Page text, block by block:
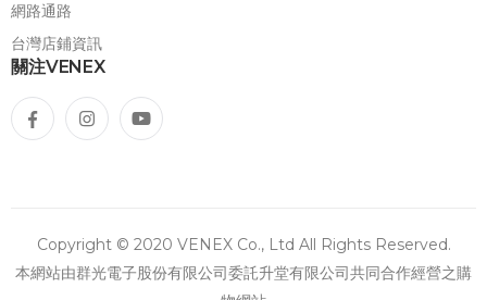
網路通路
台灣店鋪資訊
關注VENEX
Copyright © 2020 VENEX Co., Ltd All Rights Reserved.
本網站由群光電子股份有限公司委託升堂有限公司共同合作經營之購